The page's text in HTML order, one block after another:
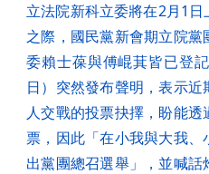
立法院新科立委將在2月1
之際，國民黨新會期立院
委賴士葆與傅崐萁皆已登
日）突然發布聲明，表示
人交戰的投票抉擇，盼能
票，因此「在小我與大我
出黨團總召選舉」，並喊